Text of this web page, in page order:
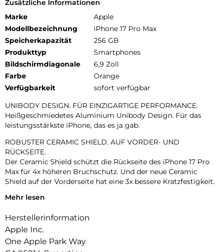
Zusätzliche Informationen
Marke
Apple
Modellbezeichnung
iPhone 17 Pro Max
Speicherkapazität
256 GB
Produkttyp
Smartphones
Bildschirmdiagonale
6,9 Zoll
Farbe
Orange
Verfügbarkeit
sofort verfügbar
UNIBODY DESIGN. FÜR EINZIGARTIGE PERFORMANCE.
Heißgeschmiedetes Aluminium Unibody Design. Für das
leistungsstärkste iPhone, das es ja gab.
ROBUSTER CERAMIC SHIELD. AUF VORDER- UND
RÜCKSEITE.
Der Ceramic Shield schützt die Rückseite des iPhone 17 Pro
Max für 4x höheren Bruchschutz. Und der neue Ceramic
Shield auf der Vorderseite hat eine 3x bessere Kratzfestigkeit.
DAS ULTIMATIVE PRO KAMERA-SYSTEM.
dem größten Zoombereich, den es je bei einem iPhone gab.
Das ist wie 8 Pro Objektive in deiner Hosentasche.
18MP CENTER STAGE FRONTKAMERA.
Mehr lesen
Herstellerinformation
Apple Inc.
One Apple Park Way